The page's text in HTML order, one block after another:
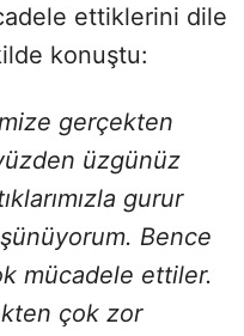
ettiklerini dile
konuştu:
gerçekten
üzgünüz
gurur
Bence
mücadele ettiler.
çok zor